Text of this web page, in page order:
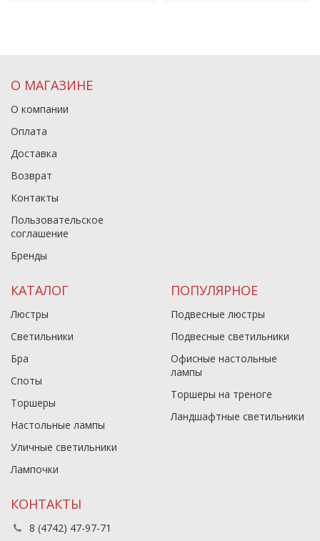
О МАГАЗИНЕ
О компании
Оплата
Доставка
Возврат
Контакты
Пользовательское
соглашение
Бренды
КАТАЛОГ
Люстры
Светильники
Бра
Споты
Торшеры
Настольные лампы
Уличные светильники
Лампочки
ПОПУЛЯРНОЕ
Подвесные люстры
Подвесные светильники
Офисные настольные
лампы
Торшеры на треноге
Ландшафтные светильники
КОНТАКТЫ
8 (4742) 47-97-71